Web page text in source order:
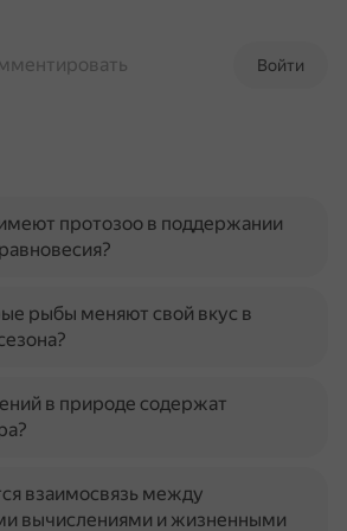
Войти
протозоо в поддержании
рыбы меняют свой вкус в
в природе содержат
взаимосвязь между
вычислениями и жизненными